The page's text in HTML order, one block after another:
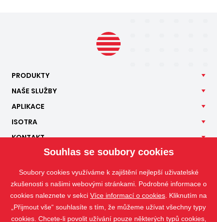
PRODUKTY
NAŠE SLUŽBY
APLIKACE
ISOTRA
KONTAKT
Souhlas se soubory cookies
Soubory cookies využíváme k zajištění nejlepší uživatelské
zkušenosti s našimi webovými stránkami. Podrobné informace o
cookies naleznete v sekci Více informací o cookies . Kliknutím na
„Přijmout vše“ souhlasíte s tím, že můžeme užívat všechny typy
cookies. Chcete-li povolit užívání pouze některých typů cookies,